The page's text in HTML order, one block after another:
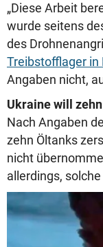
„Diese Arbeit
wurde seitens
des
Treibstofflager in
Angaben nicht,
Ukraine will
Nach Angaben
zehn Öltanks
nicht
allerdings,